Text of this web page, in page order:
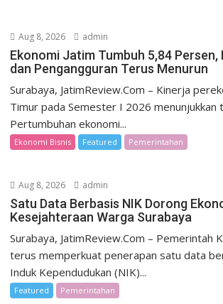
Aug 8, 2026 admin
Ekonomi Jatim Tumbuh 5,84 Persen,
dan Pengangguran Terus Menurun
Surabaya, JatimReview.Com – Kinerja
Timur pada Semester I 2026 menunjukkan
Pertumbuhan ekonomi...
Ekonomi Bisnis Featured Pemerintahan
Aug 8, 2026 admin
Satu Data Berbasis NIK Dorong
Kesejahteraan Warga Surabaya
Surabaya, JatimReview.Com – Pemerintah
terus memperkuat penerapan satu data
Induk Kependudukan (NIK)...
Featured Pemerintahan